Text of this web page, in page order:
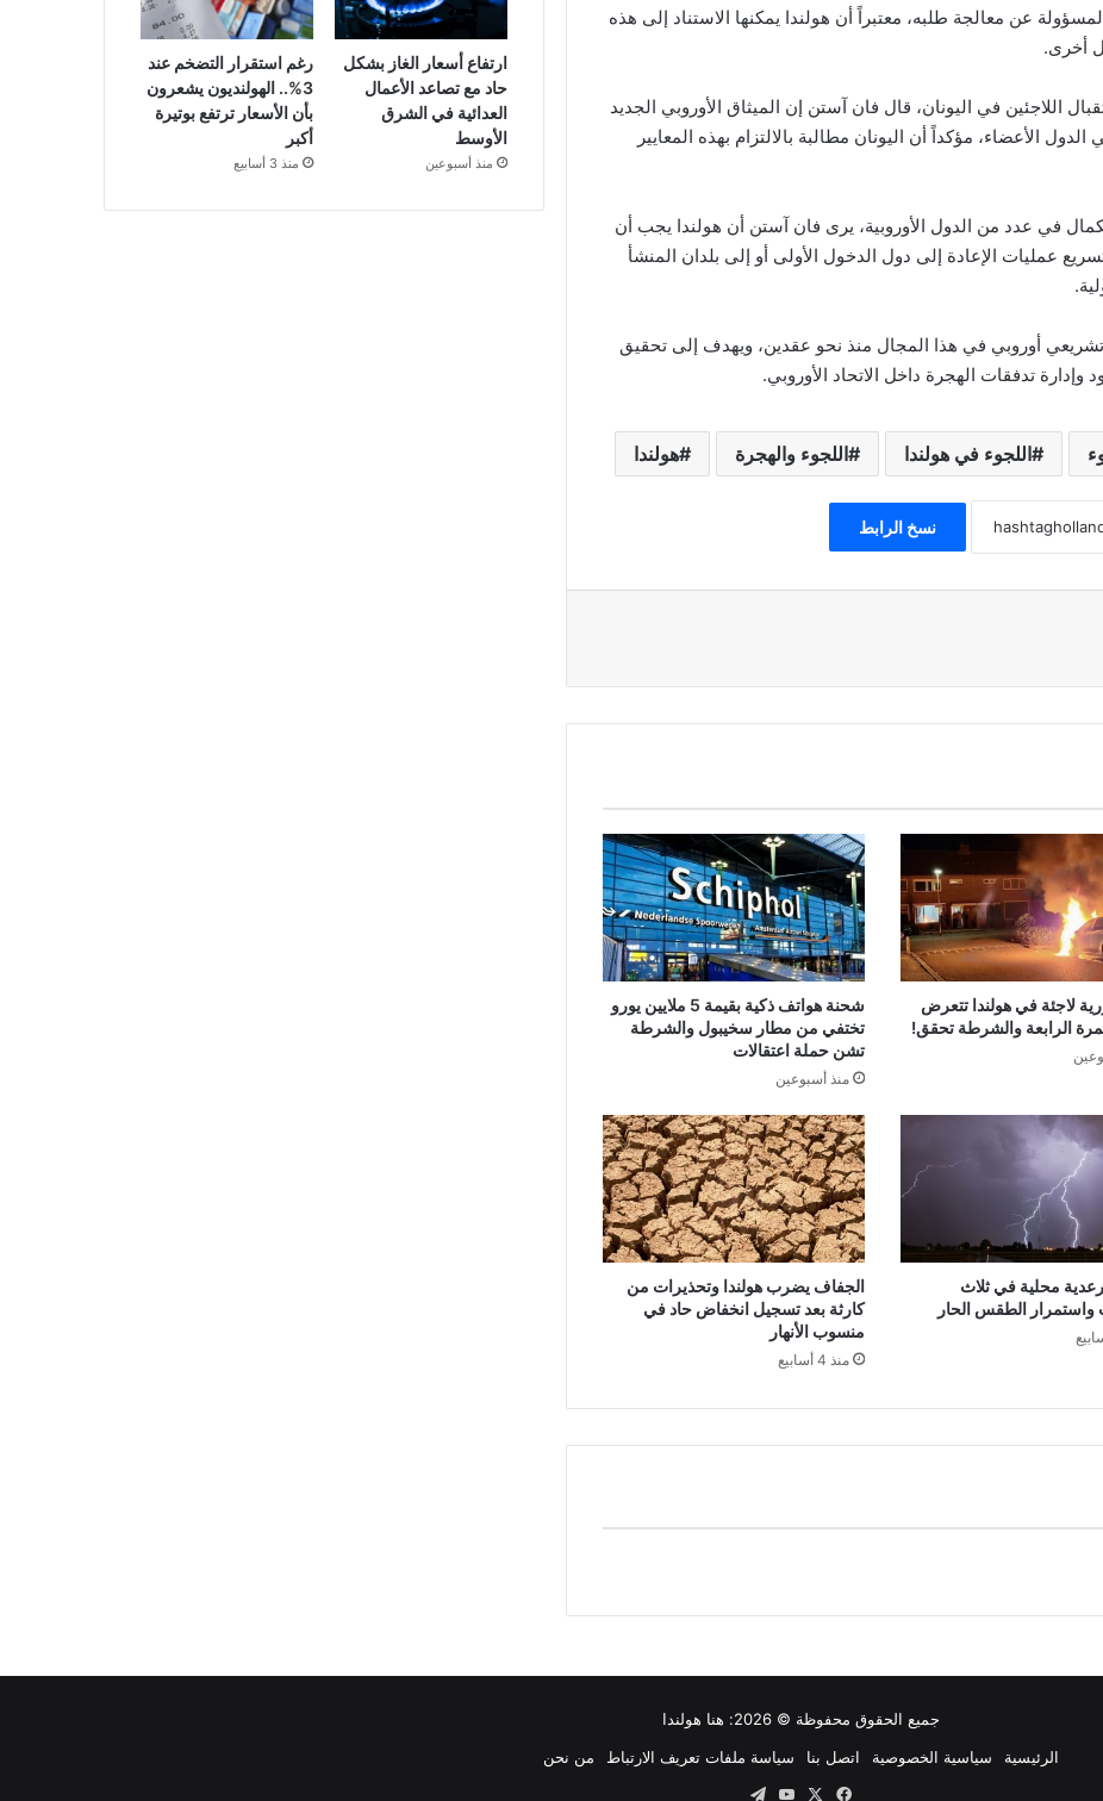
عن معالجة طلبه، معتبراً أن هولندا يمكنها الاستناد إلى هذه
أخرى.
اللاجئين في اليونان، قال فان آستن إن الميثاق الأوروبي الجديد
الأعضاء، مؤكداً أن اليونان مطالبة بالالتزام بهذه المعايير
في عدد من الدول الأوروبية، يرى فان آستن أن هولندا يجب أن
عمليات الإعادة إلى دول الدخول الأولى أو إلى بلدان المنشأ
تشريعي أوروبي في هذا المجال منذ نحو عقدين، ويهدف إلى تحقيق
وإدارة تدفقات الهجرة داخل الاتحاد الأوروبي.
اللجوء في هولندا اللجوء والهجرة هولندا
نسخ الرابط
لاجئة في هولندا تتعرض
الرابعة والشرطة تحقق!
شحنة هواتف ذكية بقيمة 5 ملايين يورو
تختفي من مطار سخيبول والشرطة
تشن حملة اعتقالات
منذ أسبوعين
محلية في ثلاث
الطقس الحار
الجفاف يضرب هولندا وتحذيرات من
كارثة بعد تسجيل انخفاض حاد في
منسوب الأنهار
منذ 4 أسابيع
ارتفاع أسعار الغاز بشكل
حاد مع تصاعد الأعمال
العدائية في الشرق
الأوسط
منذ أسبوعين
رغم استقرار التضخم عند
3%.. الهولنديون يشعرون
بأن الأسعار ترتفع بوتيرة
أكبر
منذ 3 أسابيع
جميع الحقوق محفوظة © 2026:
هنا هولندا
الرئيسية
سياسية الخصوصية اتصل بنا سياسة ملفات تعريف الارتباط
من نحن
فيسبوك ‫YouTube
تيلقرام